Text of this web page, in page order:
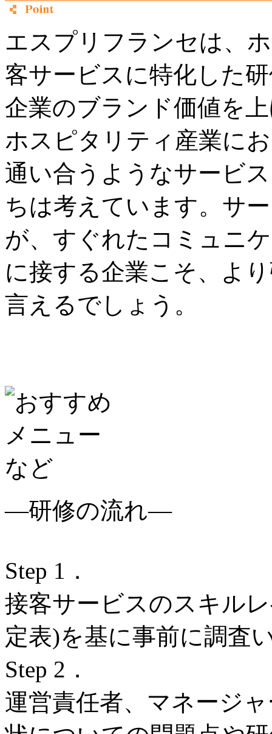
エスプリフランセは、
客サービスに特化した
企業のブランド価値を
ホスピタリティ産業に
通い合うようなサービ
ちは考えています。サ
が、すぐれたコミュニ
に接する企業こそ、よ
言えるでしょう。
―研修の流れ―
Step 1．
接客サービスのスキル
定表)を基に事前に調査
Step 2．
運営責任者、マネージ